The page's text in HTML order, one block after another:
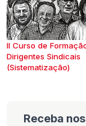
II Curso de
Dirigentes Sindicais
(Sistematização)
Receba